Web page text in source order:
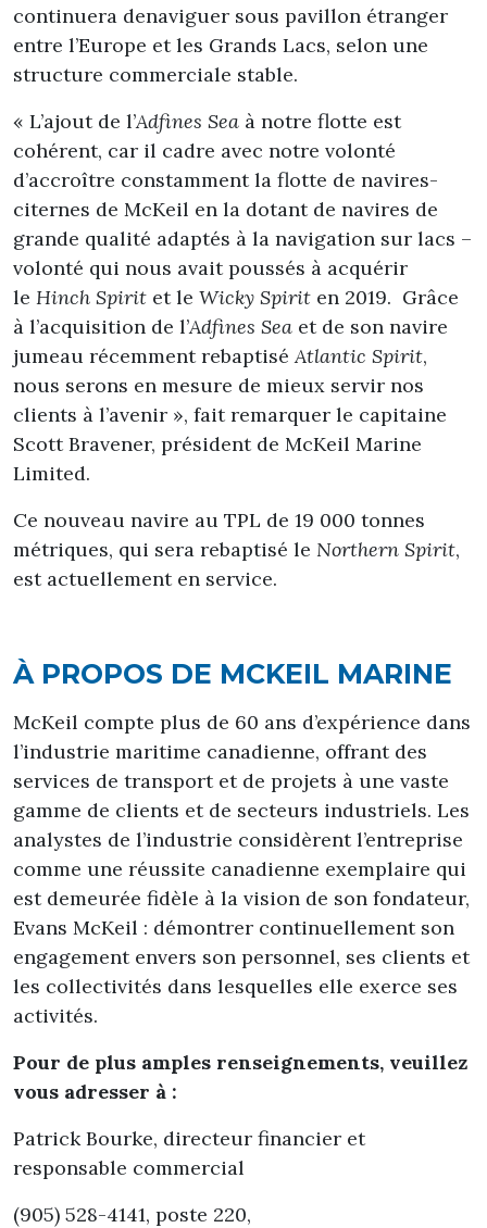
continuera denaviguer sous pavillon étranger
entre l’Europe et les Grands Lacs, selon une
structure commerciale stable.
« L’ajout de l’Adfines Sea à notre flotte est
cohérent, car il cadre avec notre volonté
d’accroître constamment la flotte de navires-
citernes de McKeil en la dotant de navires de
grande qualité adaptés à la navigation sur lacs –
volonté qui nous avait poussés à acquérir
le Hinch Spirit et le Wicky Spirit en 2019. Grâce
à l’acquisition de l’Adfines Sea et de son navire
jumeau récemment rebaptiséAtlantic Spirit,
nous serons en mesure de mieux servir nos
clients à l’avenir », fait remarquer le capitaine
Scott Bravener, président de McKeil Marine
Limited.
Ce nouveau navire au TPL de 19 000 tonnes
métriques, qui sera rebaptisé le Northern Spirit,
est actuellement en service.
À PROPOS DE MCKEIL MARINE
McKeil compte plus de 60 ans d’expérience dans
l’industrie maritime canadienne, offrant des
services de transport et de projets à une vaste
gamme de clients et de secteurs industriels. Les
analystes de l’industrie considèrent l’entreprise
comme une réussite canadienne exemplaire qui
est demeurée fidèle à la vision de son fondateur,
Evans McKeil : démontrer continuellement son
engagement envers son personnel, ses clients et
les collectivités dans lesquelles elle exerce ses
activités.
Pour de plus amples renseignements, veuillez
vous adresser à :
Patrick Bourke, directeur financier et
responsable commercial
(905) 528-4141, poste 220,